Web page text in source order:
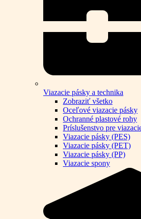
Viazacie pásky a technika
Zobraziť všetko
Oceľové viazacie pásky
Ochranné plastové rohy
Príslušenstvo pre
Viazacie pásky (PES)
Viazacie pásky (PET)
Viazacie pásky (PP)
Viazacie spony